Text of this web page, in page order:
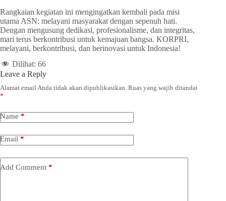
Rangkaian kegiatan ini mengingatkan kembali pada misi
utama ASN: melayani masyarakat dengan sepenuh hati.
Dengan mengusung dedikasi, profesionalisme, dan integritas,
mari terus berkontribusi untuk kemajuan bangsa. KORPRI,
melayani, berkontribusi, dan berinovasi untuk Indonesia!
Dilihat: 66
Leave a Reply
Alamat email Anda tidak akan dipublikasikan. Ruas yang wajib ditandai
*
Name *
Email *
Add Comment *